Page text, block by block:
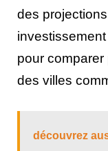
des
pour
des villes
découvrez